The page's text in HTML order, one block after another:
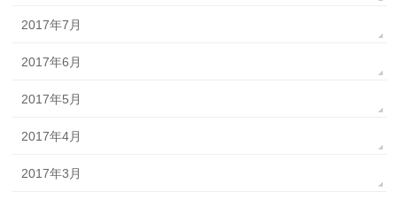
2017年7月
2017年6月
2017年5月
2017年4月
2017年3月